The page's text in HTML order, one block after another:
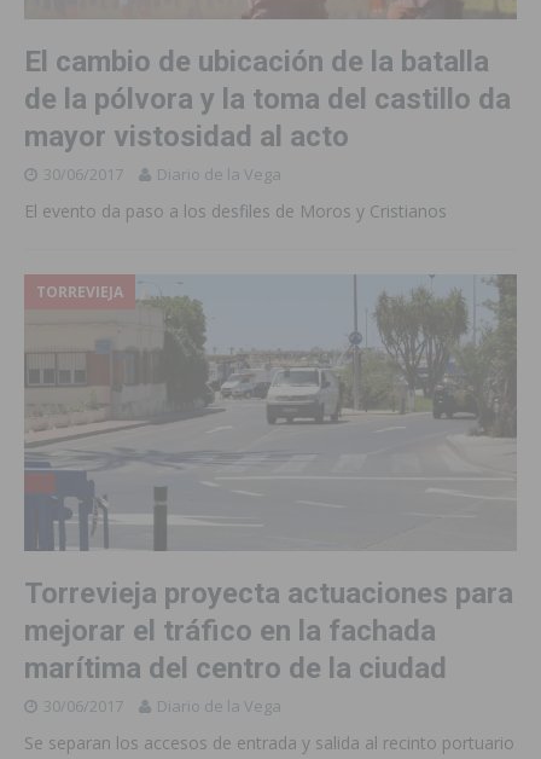
El cambio de ubicación de la batalla
de la pólvora y la toma del castillo da
mayor vistosidad al acto
30/06/2017 Diario de la Vega
El evento da paso a los desfiles de Moros y Cristianos
TORREVIEJA
Torrevieja proyecta actuaciones para
mejorar el tráfico en la fachada
marítima del centro de la ciudad
30/06/2017 Diario de la Vega
Se separan los accesos de entrada y salida al recinto portuario